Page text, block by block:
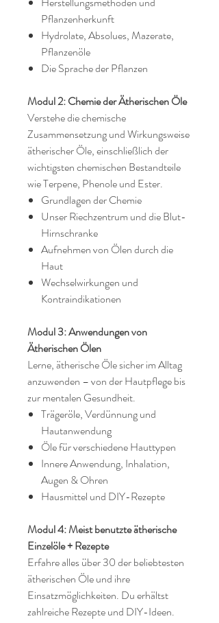
Pflanzenherkunft
Hydrolate, Absolues, Mazerate,
Pflanzenöle
Die Sprache der Pflanzen
Modul 2: Chemie der Ätherischen Öle
Verstehe die chemische
Zusammensetzung und Wirkungsweise
ätherischer Öle, einschließlich der
wichtigsten chemischen Bestandteile
wie Terpene, Phenole und Ester.
Grundlagen der Chemie
Unser Riechzentrum und die Blut-
Hirnschranke
Aufnehmen von Ölen durch die
Haut
Wechselwirkungen und
Kontraindikationen
Modul 3: Anwendungen von
Ätherischen Ölen
Lerne, ätherische Öle sicher im Alltag
anzuwenden – von der Hautpflege bis
zur mentalen Gesundheit.
Trägeröle, Verdünnung und
Hautanwendung
Öle für verschiedene Hauttypen
Innere Anwendung, Inhalation,
Augen & Ohren
Hausmittel und DIY-Rezepte
Modul 4: Meist benutzte ätherische
Einzelöle + Rezepte
Erfahre alles über 30 der beliebtesten
ätherischen Öle und ihre
Einsatzmöglichkeiten. Du erhältst
zahlreiche Rezepte und DIY-Ideen.